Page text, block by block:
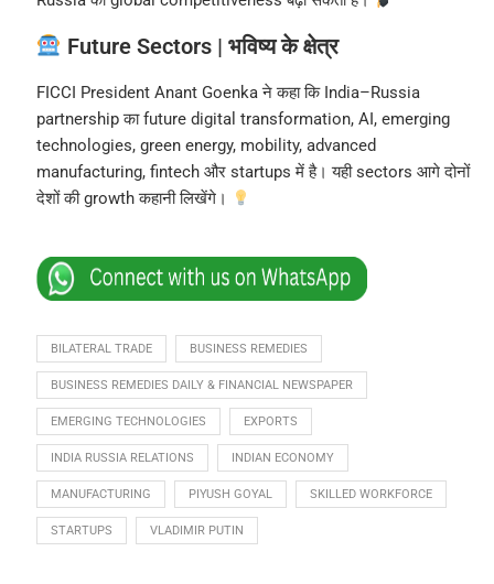
Future Sectors | भविष्य के क्षेत्र
FICCI President Anant Goenka ने कहा कि India–Russia
partnership का future digital transformation, AI, emerging
technologies, green energy, mobility, advanced
manufacturing, fintech और startups में है। यही sectors आगे दोनों
देशों की growth कहानी लिखेंगे।
BILATERAL TRADE BUSINESS REMEDIES
BUSINESS REMEDIES DAILY & FINANCIAL NEWSPAPER
EMERGING TECHNOLOGIES EXPORTS
INDIA RUSSIA RELATIONS INDIAN ECONOMY
MANUFACTURING PIYUSH GOYAL SKILLED WORKFORCE
STARTUPS VLADIMIR PUTIN